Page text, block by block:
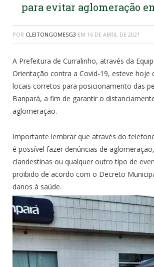
para evitar aglomeração
POR CLEITONGOMESG3 EM 16 DE ABRIL DE 2021
A Prefeitura de Curralinho, através da
Orientação contra a Covid-19, esteve hoje
locais corretos para posicionamento das
Banpará, a fim de garantir o
aglomeração.
Importante lembrar que através do
é possível fazer denúncias de
clandestinas ou qualquer outro tipo de
proibido de acordo com o Decreto
danos à saúde.